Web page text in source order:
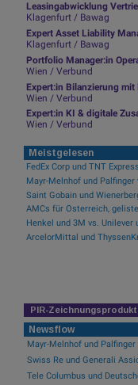
Leasingabwicklung
Klagenfurt / Bawag
Expert Asset Liability
Klagenfurt / Bawag
Portfolio Manager:in
Wien / Verbund
Expert:in Bilanzierung mit
Wien / Verbund
Expert:in KI & digitale
Wien / Verbund
Meistgelesen
AMCs für Österreich,
PIR-
Newsflow
Mayr-Melnhof und
Swiss Re und Generali
Tele Columbus und